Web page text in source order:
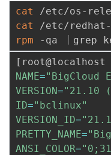
cat
cat
rpm
[ root@localhost
NAME="BigCloud
VERSION="21.10
ID="bclinux"
VERSION_ID=
PRETTY_NAME=
ANSI_COLOR=